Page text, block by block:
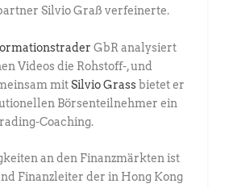
Silvio Graß verfeinerte.
GbR analysiert
­Videos die Rohstoff-, und
mitSilvio Grass ­bietet er
Börsenteilnehmer ein
Coaching.
an den Finanzmärkten ist
Finanzleiter der in Hong Kong